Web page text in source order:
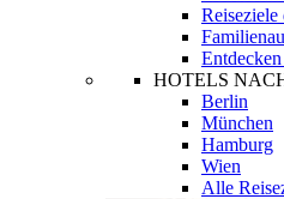
Reiseziele
HOTELS
Berlin
München
Hamburg
Wien
Alle